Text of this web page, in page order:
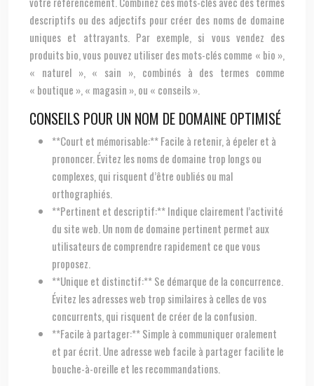
descriptifs ou des adjectifs pour créer des noms de domaine
uniques et attrayants. Par exemple, si vous vendez des
produits bio, vous pouvez utiliser des mots-clés comme « bio »,
« naturel », « sain », combinés à des termes comme
« boutique », « magasin », ou « conseils ».
CONSEILS POUR UN NOM DE DOMAINE OPTIMISÉ
**Court et mémorisable:** Facile à retenir, à épeler et à
prononcer. Évitez les noms de domaine trop longs ou
complexes, qui risquent d’être oubliés ou mal
orthographiés.
**Pertinent et descriptif:** Indique clairement l’activité
du site web. Un nom de domaine pertinent permet aux
utilisateurs de comprendre rapidement ce que vous
proposez.
**Unique et distinctif:** Se démarque de la concurrence.
Évitez les adresses web trop similaires à celles de vos
concurrents, qui risquent de créer de la confusion.
**Facile à partager:** Simple à communiquer oralement
et par écrit. Une adresse web facile à partager facilite le
bouche-à-oreille et les recommandations.